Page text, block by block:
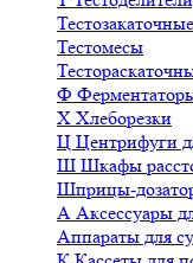
Тестомесы
Ф
Х Хлеборезки
Ц Центрифуги
Ш Шкафы
Шприцы-
А Аксессуары
Аппараты для